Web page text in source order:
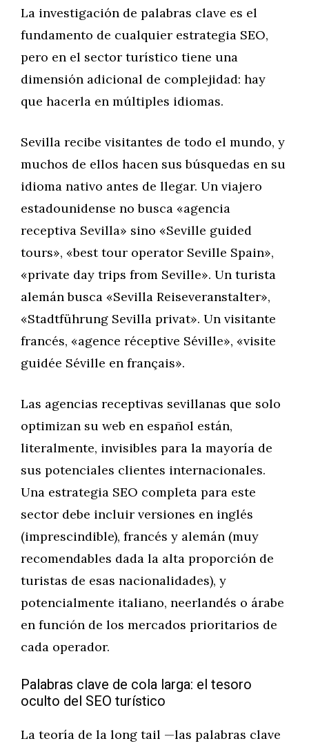
La investigación de palabras clave es el
fundamento de cualquier estrategia SEO,
pero en el sector turístico tiene una
dimensión adicional de complejidad: hay
que hacerla en múltiples idiomas.
Sevilla recibe visitantes de todo el mundo, y
muchos de ellos hacen sus búsquedas en su
idioma nativo antes de llegar. Un viajero
estadounidense no busca «agencia
receptiva Sevilla» sino «Seville guided
tours», «best tour operator Seville Spain»,
«private day trips from Seville». Un turista
alemán busca «Sevilla Reiseveranstalter»,
«Stadtführung Sevilla privat». Un visitante
francés, «agence réceptive Séville», «visite
guidée Séville en français».
Las agencias receptivas sevillanas que solo
optimizan su web en español están,
literalmente, invisibles para la mayoría de
sus potenciales clientes internacionales.
Una estrategia SEO completa para este
sector debe incluir versiones en inglés
(imprescindible), francés y alemán (muy
recomendables dada la alta proporción de
turistas de esas nacionalidades), y
potencialmente italiano, neerlandés o árabe
en función de los mercados prioritarios de
cada operador.
Palabras clave de cola larga: el tesoro
oculto del SEO turístico
La teoría de la long tail —las palabras clave